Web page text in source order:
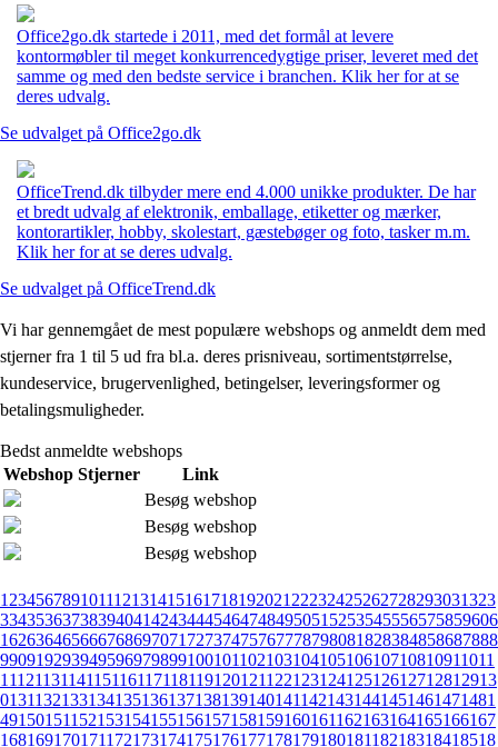
Office2go.dk startede i 2011, med det formål at levere
kontormøbler til meget konkurrencedygtige priser, leveret med det
samme og med den bedste service i branchen. Klik her for at se
deres udvalg.
Se udvalget på Office2go.dk
OfficeTrend.dk tilbyder mere end 4.000 unikke produkter. De har
et bredt udvalg af elektronik, emballage, etiketter og mærker,
kontorartikler, hobby, skolestart, gæstebøger og foto, tasker m.m.
Klik her for at se deres udvalg.
Se udvalget på OfficeTrend.dk
Vi har gennemgået de mest populære webshops og anmeldt dem med
stjerner fra 1 til 5 ud fra bl.a. deres prisniveau, sortimentstørrelse,
kundeservice, brugervenlighed, betingelser, leveringsformer og
betalingsmuligheder.
Bedst anmeldte webshops
Webshop Stjerner
Link
Besøg webshop
Besøg webshop
Besøg webshop
1 23456789101112131415161718192021 22232425262728293031323
3343536373839404142434445464748495051 5253545556575859606
162636465666768697071 72737475767778798081828384858687888
99091929394959697989910010110210310410510610710810911011
1 11211311411511611711811912012112212312412512612712812913
01311321331341351361371381391401411421431441451461471481
49150151152153154155156157158159160161162163164165166167
16816917017117217317417517617717817918018118218318418518